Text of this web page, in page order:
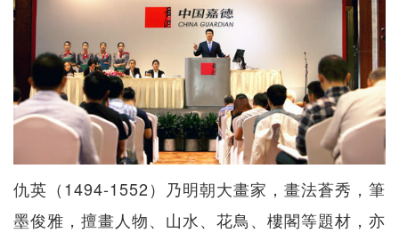
仇英（1494-1552）乃明朝大畫家，畫法蒼秀，筆
墨俊雅，擅畫人物、山水、花鳥、樓閣等題材，亦